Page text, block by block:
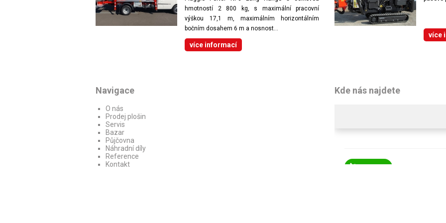
hmotností 2 800 kg, s maximální pracovní
výškou 17,1 m, maximálním horizontálním
bočním dosahem 6 m a nosnost...
více informací
více
Navigace
O nás
Prodej plošin
Servis
Bazar
Půjčovna
Náhradní díly
Reference
Kontakt
Kde nás najdete